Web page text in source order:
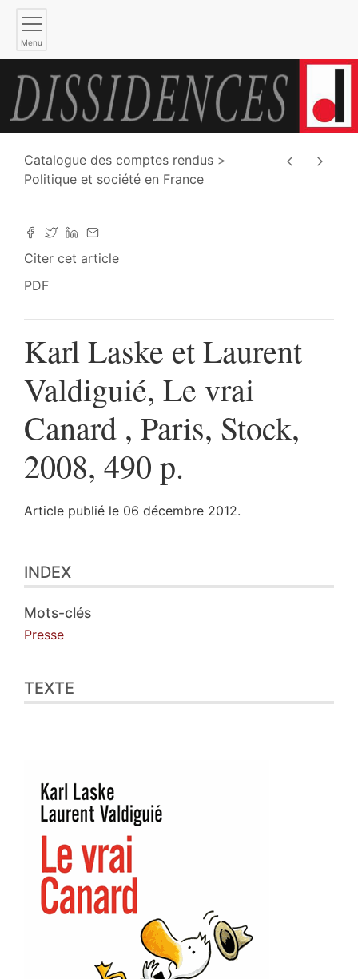
Menu
Catalogue des comptes rendus
Politique et société en France
Citer cet article
PDF
Karl Laske et Laurent
Valdiguié, Le vrai
Canard , Paris, Stock,
2008, 490 p.
Article publié le 06 décembre 2012.
Texte
Illustrations
Citer cet article
INDEX
Mots-clés
Presse
TEXTE